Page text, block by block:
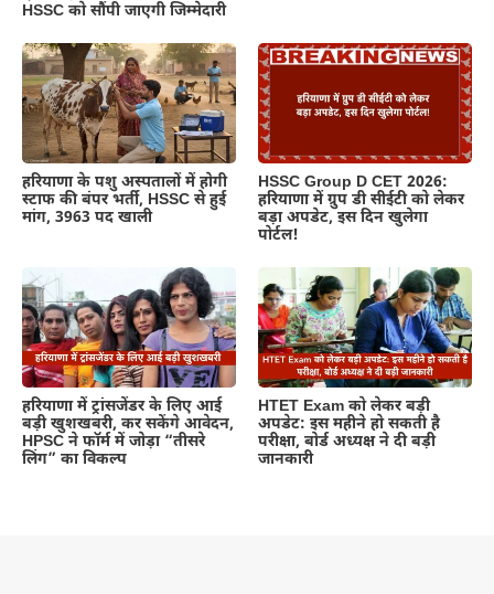
HSSC को सौंपी जाएगी जिम्मेदारी
हरियाणा के पशु अस्पतालों में होगी
स्टाफ की बंपर भर्ती, HSSC से हुई
मांग, 3963 पद खाली
HSSC Group D CET 2026:
हरियाणा में ग्रुप डी सीईटी को लेकर
बड़ा अपडेट, इस दिन खुलेगा
पोर्टल!
हरियाणा में ट्रांसजेंडर के लिए आई
बड़ी खुशखबरी, कर सकेंगे आवेदन,
HPSC ने फॉर्म में जोड़ा “तीसरे
लिंग” का विकल्प
HTET Exam को लेकर बड़ी
अपडेट: इस महीने हो सकती है
परीक्षा, बोर्ड अध्यक्ष ने दी बड़ी
जानकारी